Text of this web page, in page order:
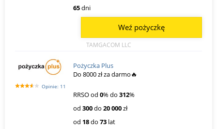
65dni
TAMGACOM LLC
Weź pożyczkę
Opinie: 11
Pożyczka Plus
Do 8000 zł za darmo🔥
RRSO od 0% do 312%
od 300do 20 000zł
od 18do 73 lat